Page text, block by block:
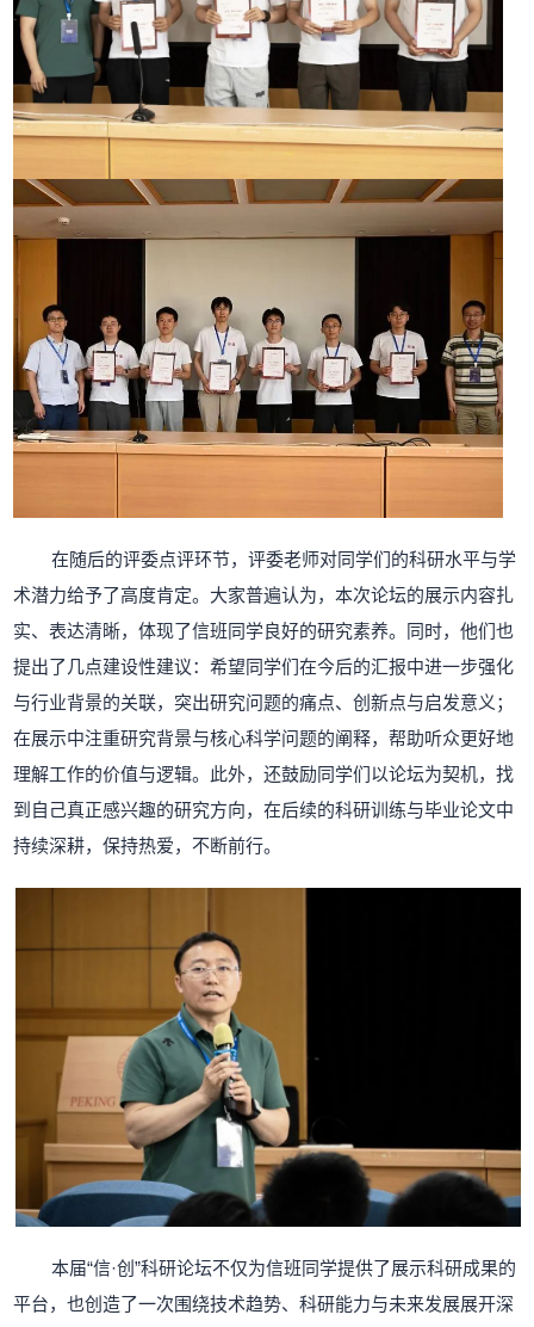
在随后的评委点评环节，评委老师对同学们的科研水平与学
术潜力给予了高度肯定。大家普遍认为，本次论坛的展示内容扎
实、表达清晰，体现了信班同学良好的研究素养。同时，他们也
提出了几点建设性建议：希望同学们在今后的汇报中进一步强化
与行业背景的关联，突出研究问题的痛点、创新点与启发意义；
在展示中注重研究背景与核心科学问题的阐释，帮助听众更好地
理解工作的价值与逻辑。此外，还鼓励同学们以论坛为契机，找
到自己真正感兴趣的研究方向，在后续的科研训练与毕业论文中
持续深耕，保持热爱，不断前行。
本届“信·创”科研论坛不仅为信班同学提供了展示科研成果的
平台，也创造了一次围绕技术趋势、科研能力与未来发展展开深